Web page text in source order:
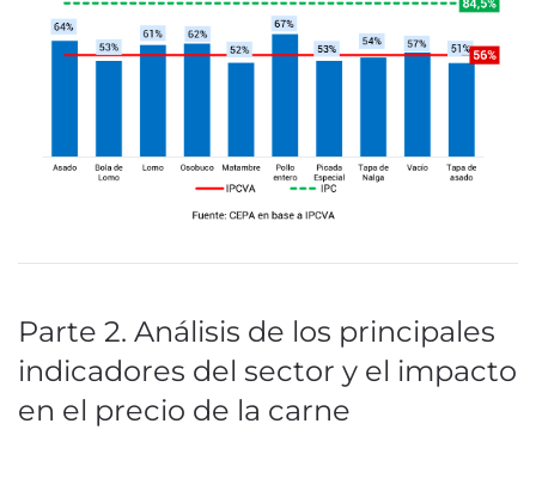
Parte 2. Análisis de los principales
indicadores del sector y el impacto
en el precio de la carne